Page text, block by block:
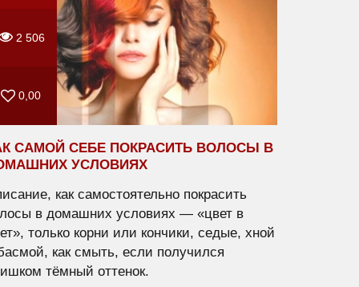
2 506
0,00
САМОЙ СЕБЕ ПОКРАСИТЬ ВОЛОСЫ В
УСЛОВИЯХ
как самостоятельно покрасить
в домашних условиях — «цвет в
только корни или кончики, седые, хной
как смыть, если получился
тёмный оттенок.